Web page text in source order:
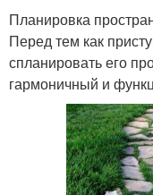
Планировка
Перед тем как
спланировать его
гармоничный и